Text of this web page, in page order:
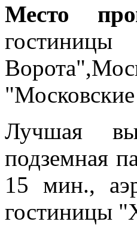
Место
Лучшая
подземная
15 мин.,
гостиницы